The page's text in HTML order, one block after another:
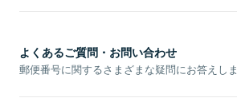
よくあるご質問・お問い合わせ
郵便番号に関するさまざまな疑問にお答えしま